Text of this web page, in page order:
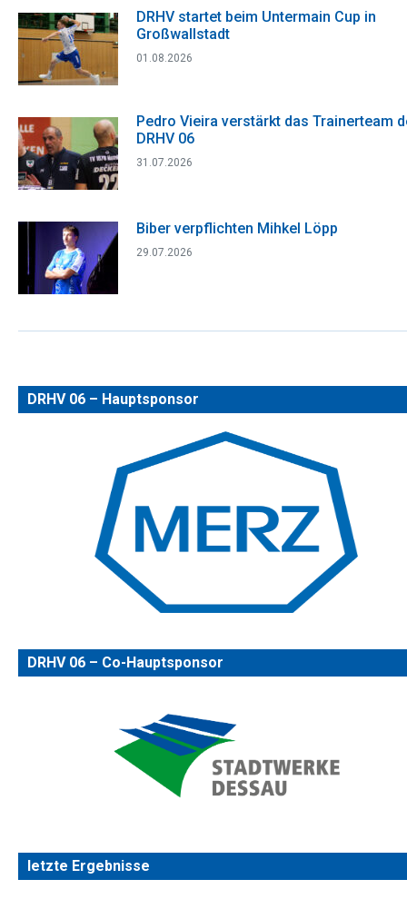
DRHV startet beim Untermain Cup in
Großwallstadt
01.08.2026
Pedro Vieira verstärkt das Trainerteam
DRHV 06
31.07.2026
Biber verpflichten Mihkel Löpp
29.07.2026
DRHV 06 – Hauptsponsor
DRHV 06 – Co-Hauptsponsor
letzte Ergebnisse